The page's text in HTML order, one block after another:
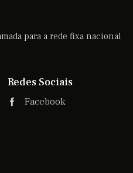
para a rede fixa nacional
Redes Sociais
Facebook